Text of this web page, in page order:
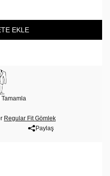
EKLE
Regular Fit Gömlek
Paylaş